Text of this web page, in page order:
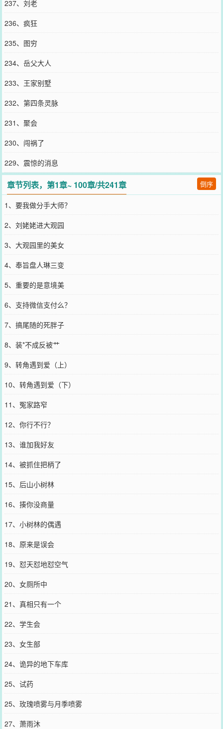
237、刘老
236、疯狂
235、图穷
234、岳父大人
233、王家别墅
232、第四条灵脉
231、聚会
230、闯祸了
229、震惊的消息
章节列表，第1章~ 100章/共241章 倒序
1、要我做分手大师？
2、刘姥姥进大观园
3、大观园里的美女
4、奉旨盘人琳三变
5、重要的是意境美
6、支持微信支付么？
7、搞尾随的死胖子
8、装*不成反被艹
9、转角遇到爱（上）
10、转角遇到爱（下）
11、冤家路窄
12、你行不行？
13、谁加我好友
14、被抓住把柄了
15、后山小树林
16、揍你没商量
17、小树林的偶遇
18、原来是误会
19、怼天怼地怼空气
20、女厕所中
21、真相只有一个
22、学生会
23、女生部
24、诡异的地下车库
25、试药
25、玫瑰喷雾与月季喷雾
27、萧雨沐